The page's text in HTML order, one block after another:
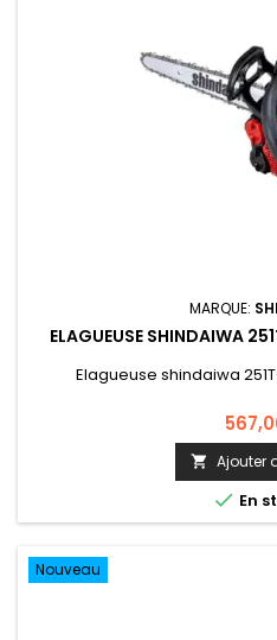
MARQUE:
ELAGUEUSE SHINDAIWA
Elagueuse shindaiwa
 Ajouter
 En
Nouveau